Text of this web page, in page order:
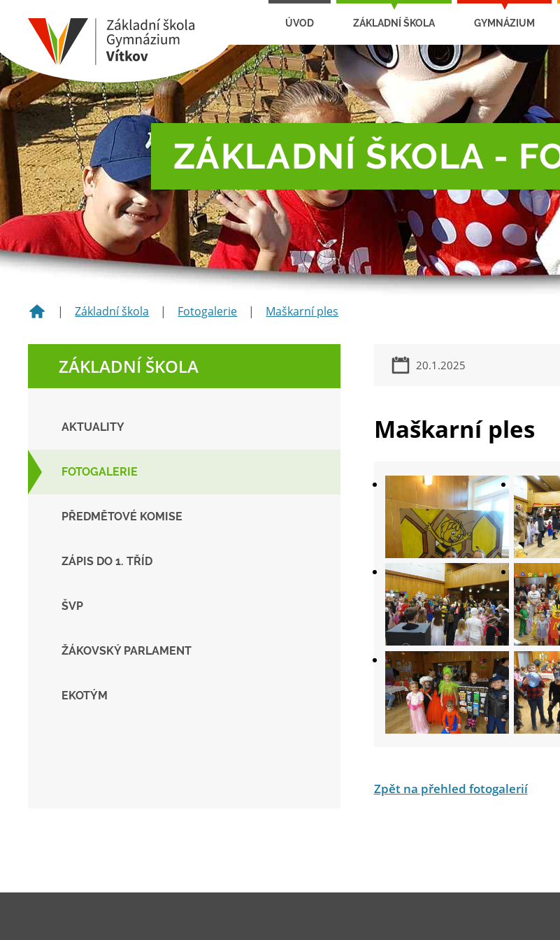
ÚVOD ZÁKLADNÍ ŠKOLA GYMNÁZIUM
ZÁKLADNÍ ŠKOLA -
| Základní škola | Fotogalerie | Maškarní ples
20.1.2025
Maškarní ples
Zpět na přehled fotogalerií
ZÁKLADNÍ ŠKOLA
AKTUALITY
FOTOGALERIE
PŘEDMĚTOVÉ KOMISE
ZÁPIS DO 1. TŘÍD
ŠVP
ŽÁKOVSKÝ PARLAMENT
EKOTÝM